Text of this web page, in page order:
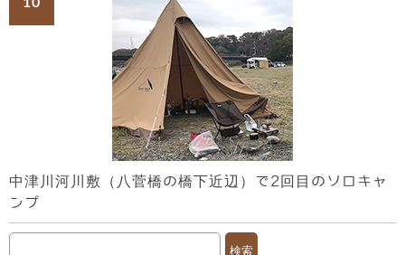
中津川河川敷（八菅橋の橋下近辺）で2回目のソロキャ
ンプ